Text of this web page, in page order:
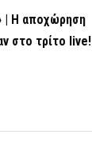
| Η αποχώρηση
στο τρίτο live!